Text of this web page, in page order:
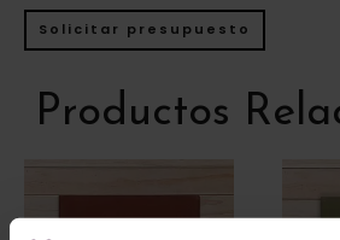
Solicitar presupuesto
Productos